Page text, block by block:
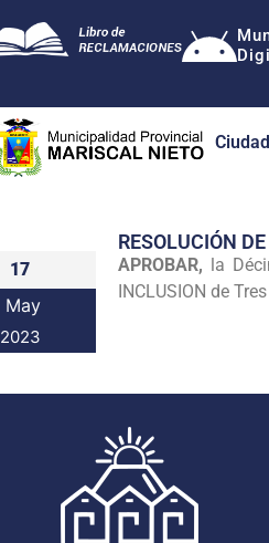
Ciudad
17
May
2023
RESOLUCIÓN
APROBAR, la
INCLUSION de